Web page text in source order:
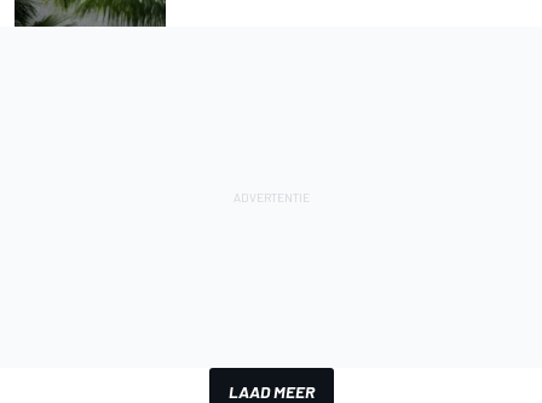
LAAD MEER